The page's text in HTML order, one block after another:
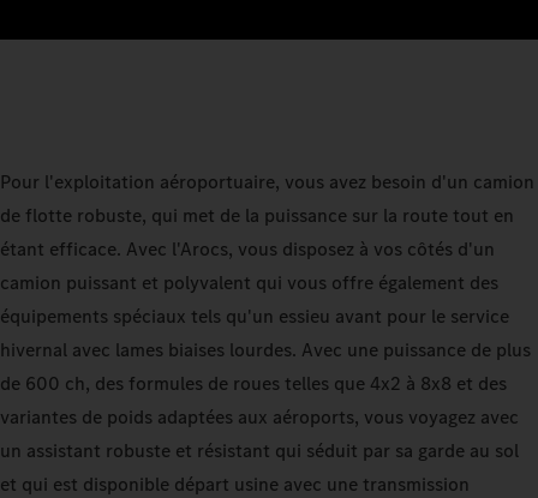
Pour l'exploitation aéroportuaire, vous avez besoin d'un camion
de flotte robuste, qui met de la puissance sur la route tout en
étant efficace. Avec l'Arocs, vous disposez à vos côtés d'un
camion puissant et polyvalent qui vous offre également des
équipements spéciaux tels qu'un essieu avant pour le service
hivernal avec lames biaises lourdes. Avec une puissance de plus
de 600 ch, des formules de roues telles que 4x2 à 8x8 et des
variantes de poids adaptées aux aéroports, vous voyagez avec
un assistant robuste et résistant qui séduit par sa garde au sol
et qui est disponible départ usine avec une transmission